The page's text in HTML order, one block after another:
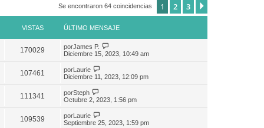
Se encontraron 64 coincidencias 1 2 3
VISTAS ÚLTIMO MENSAJE
170029 porJames P.
Diciembre 15, 2023, 10:49 am
107461 porLaurie
Diciembre 11, 2023, 12:09 pm
111341 porSteph
Octubre 2, 2023, 1:56 pm
109539 porLaurie
Septiembre 25, 2023, 1:59 pm